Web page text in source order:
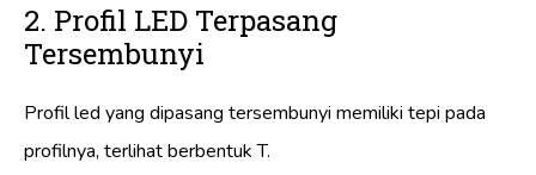
2. Profil LED Terpasang
Tersembunyi
Profil led yang dipasang tersembunyi memiliki tepi pada
profilnya, terlihat berbentuk T.